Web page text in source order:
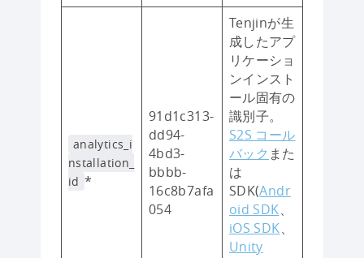
analytics_i
nstallation_
id *
91d1c313-
dd94-
4bd3-
bbbb-
16c8b7afa
054
Tenjinが生
成したアプ
リケーショ
ンインスト
ール固有の
識別子。
S2S コール
バック また
は
SDK(Andr
oid SDK、
iOS SDK、
Unity